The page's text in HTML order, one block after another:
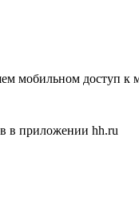
мобильном доступ к